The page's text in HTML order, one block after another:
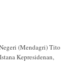
(Mendagri) Tito
Kepresidenan,